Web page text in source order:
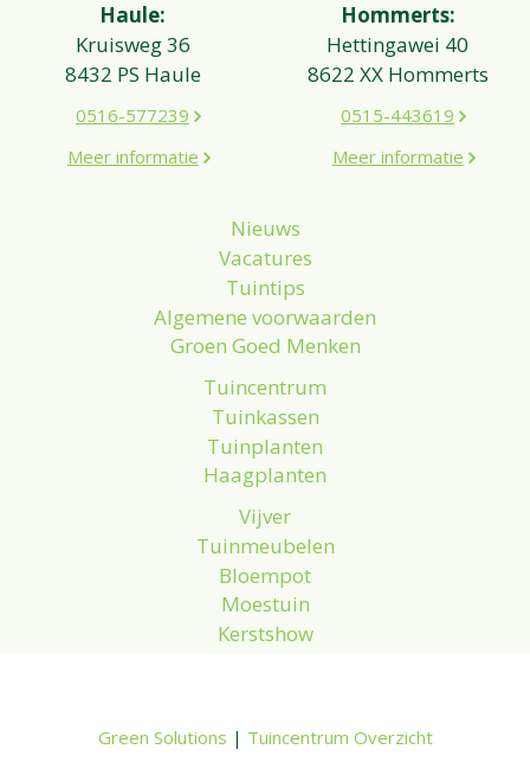
Haule:
Kruisweg 36
8432 PS Haule
0516-577239
Meer informatie
Hommerts:
Hettingawei 40
8622 XX Hommerts
0515-443619
Meer informatie
Nieuws
Vacatures
Tuintips
Algemene voorwaarden
Groen Goed Menken
Tuincentrum
Tuinkassen
Tuinplanten
Haagplanten
Vijver
Tuinmeubelen
Bloempot
Moestuin
Kerstshow
Green Solutions | Tuincentrum Overzicht